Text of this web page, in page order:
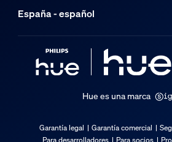
España - español
Hue es una marca
Garantía legal Garantía comercial
Para desarrolladores
Para socios